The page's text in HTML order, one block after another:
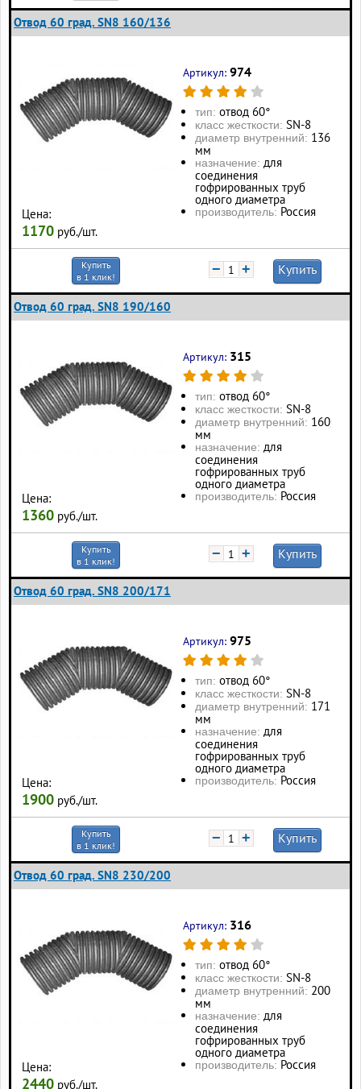
Отвод 60 град. SN8 160/136
Цена:
1170 руб./шт.
Артикул: 974
тип: отвод 60°
класс жесткости: SN-8
диаметр внутренний: 136
мм
назначение: для
соединения
гофрированных труб
одного диаметра
производитель: Россия
Купить
в 1 клик!
− + Купить
Отвод 60 град. SN8 190/160
Цена:
1360 руб./шт.
Артикул: 315
тип: отвод 60°
класс жесткости: SN-8
диаметр внутренний: 160
мм
назначение: для
соединения
гофрированных труб
одного диаметра
производитель: Россия
Купить
в 1 клик!
− + Купить
Отвод 60 град. SN8 200/171
Цена:
1900 руб./шт.
Артикул: 975
тип: отвод 60°
класс жесткости: SN-8
диаметр внутренний: 171
мм
назначение: для
соединения
гофрированных труб
одного диаметра
производитель: Россия
Купить
в 1 клик!
− + Купить
Отвод 60 град. SN8 230/200
Цена:
2440 руб./шт.
Артикул: 316
тип: отвод 60°
класс жесткости: SN-8
диаметр внутренний: 200
мм
назначение: для
соединения
гофрированных труб
одного диаметра
производитель: Россия